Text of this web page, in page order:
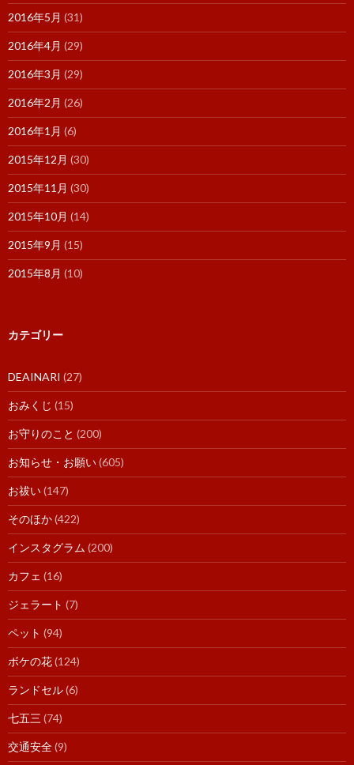
2016年5月 (31)
2016年4月 (29)
2016年3月 (29)
2016年2月 (26)
2016年1月 (6)
2015年12月 (30)
2015年11月 (30)
2015年10月 (14)
2015年9月 (15)
2015年8月 (10)
カテゴリー
DEAINARI (27)
おみくじ (15)
お守りのこと (200)
お知らせ・お願い(605)
お祓い(147)
そのほか(422)
インスタグラム (200)
カフェ (16)
ジェラート (7)
ペット (94)
ボケの花(124)
ランドセル(6)
七五三 (74)
交通安全(9)